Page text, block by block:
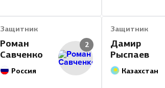
Защитник
Роман
Савченко
Россия
2
Защитник
Дамир
Рыспаев
Казахстан